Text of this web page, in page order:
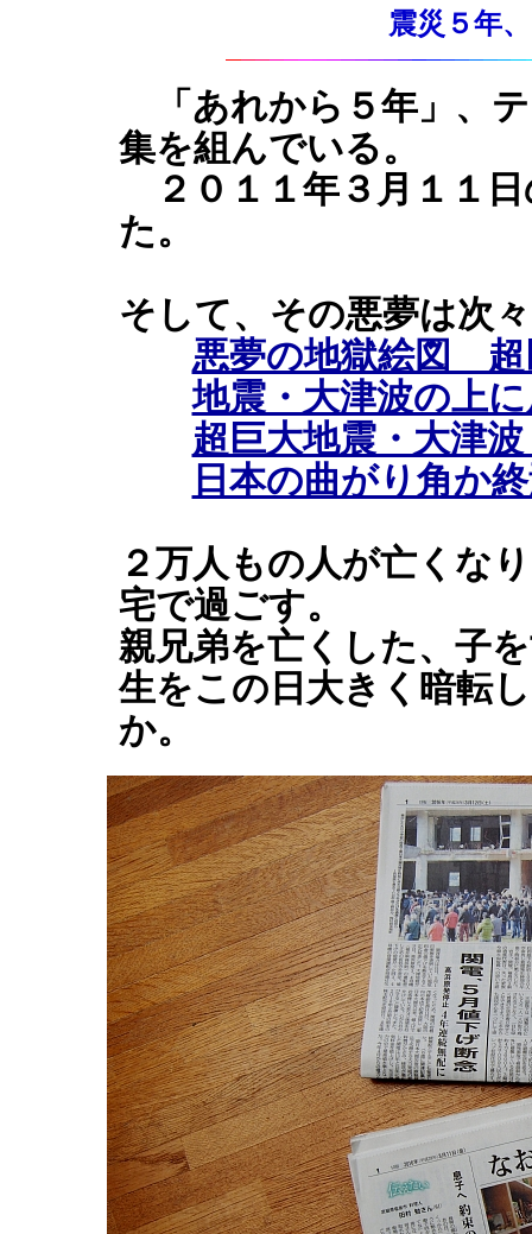
震災５年
「あれから５年」、
集を組んでいる。
２０１１年３月１１
た。
そして、その悪夢は次
悪夢の地獄絵図 超
地震・大津波の上
超巨大地震・大津
日本の曲がり角か
２万人もの人が亡くな
宅で過ごす。
親兄弟を亡くした、子
生をこの日大きく暗転
か。